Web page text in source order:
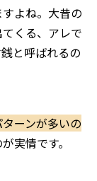
よね。大昔の
くる、アレで
と呼ばれるの
ーンが多いの
実情です。